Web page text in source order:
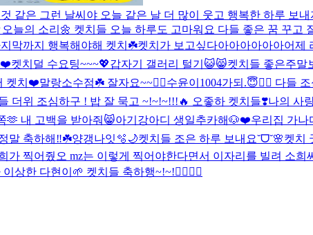
같은 그런 날씨야 오늘 같은 날 더 많이 웃고 행복한 하루 보내
오늘의 소리🌼 켓치들 오늘 하루도 고마워요 다들 좋은 꿈 꾸고
막까지 행복해야해 켓치☘️켓치가 보고싶다아아아아아아어제
❤️켓치덜 수요팅~~~💖갑자기 갤러리 털기😺😸켓치들 좋은주말
켓치❤️말랑소수점☘️ 잘자요~~❤️‍🔥수윤이1004가되.😇❤️‍🔥 다들
더위 조심하구 ! 밥 잘 묵고 ~!~!~!!!🔥 오좋하 켓치들❣️나의 사
🫶 내 고백을 받아줘😸아기강아디 생일추카해🐶❤️우리집 가나
말 축하해‼️☘️양갱나잇🫧🌙켓치들 조은 하루 보내요˘ᗜ˘🌸켓치
가 찍어줬오 mz는 이렇게 찍어야한다면서 이자리를 빌려 소희
상한 다현이🌱 켓치들 축하행~!~!❤️‍🔥❤️‍🔥